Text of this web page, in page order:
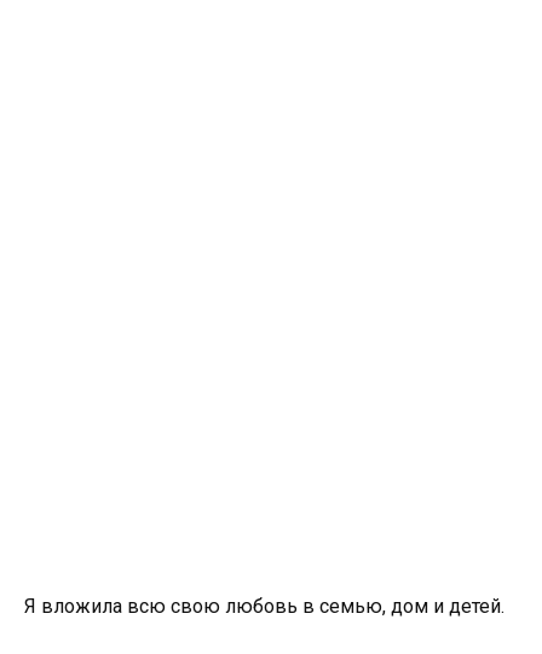
Я вложила всю свою любовь в семью, дом и детей.